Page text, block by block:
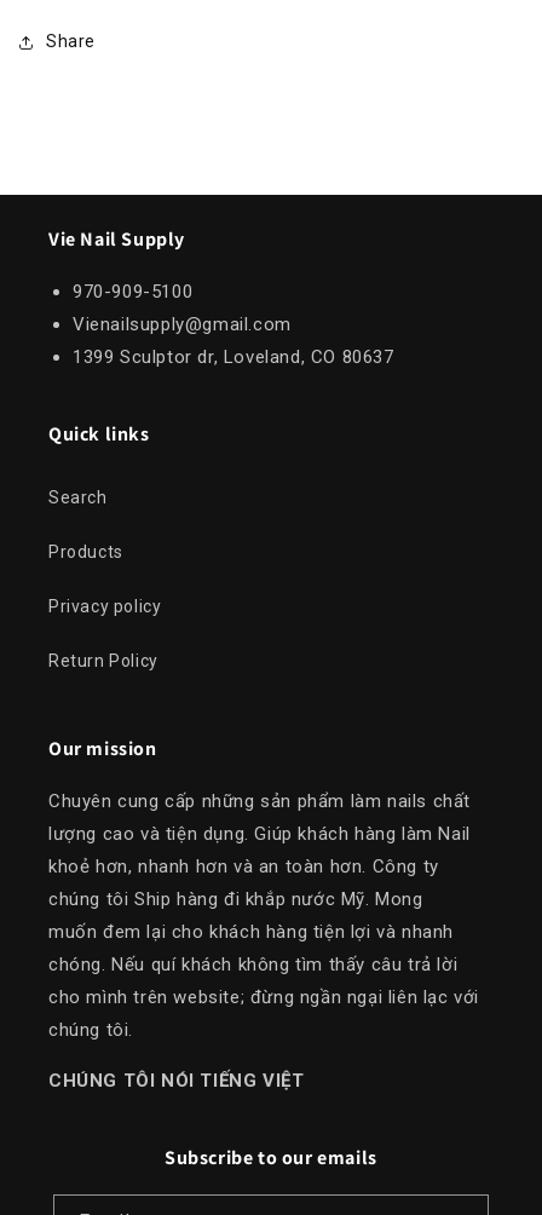
Share
Vie Nail Supply
970-909-5100
Vienailsupply@gmail.com
1399 Sculptor dr, Loveland, CO 80637
Quick links
Search
Products
Privacy policy
Return Policy
Our mission
Chuyên cung cấp những sản phẩm làm nails chất
lượng cao và tiện dụng. Giúp khách hàng làm Nail
khoẻ hơn, nhanh hơn và an toàn hơn. Công ty
chúng tôi Ship hàng đi khắp nước Mỹ. Mong
muốn đem lại cho khách hàng tiện lợi và nhanh
chóng. Nếu quí khách không tìm thấy câu trả lời
cho mình trên website; đừng ngần ngại liên lạc với
chúng tôi.
​CHÚNG TÔI NÓI TIẾNG VIỆT
Subscribe to our emails